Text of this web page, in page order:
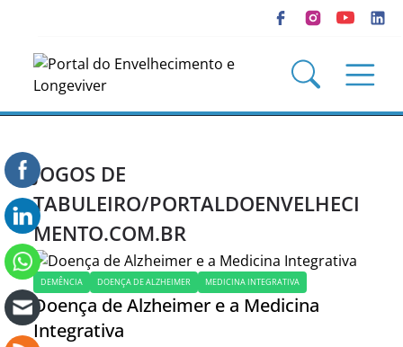
JOGOS DE
TABULEIRO/PORTALDOENVELHECI
MENTO.COM.BR
DEMÊNCIA DOENÇA DE ALZHEIMER MEDICINA INTEGRATIVA
Doença de Alzheimer e a Medicina
Integrativa